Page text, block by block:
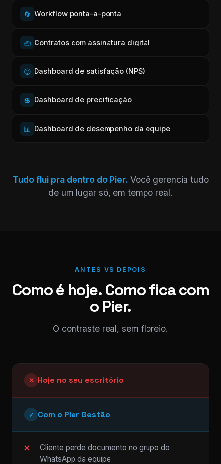
🔄 Workflow ponta-a-ponta
✍️ Contratos com assinatura digital
😊 Dashboard de satisfação (NPS)
💲 Dashboard de precificação
📊 Dashboard de desempenho da equipe
Tudo flui pra dentro do Pier. Você gerencia tudo
de um lugar só, em tempo real.
ANTES VS DEPOIS
Como é hoje. Como fica com
o Pier.
O contraste real, sem floreio.
✕ Hoje no seu escritório
✓ Com o Pier Gestão
Cliente perde documento no grupo do
WhatsApp da equipe